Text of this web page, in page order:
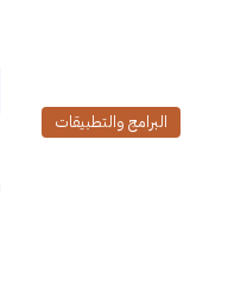
البرامج والتطبيقات